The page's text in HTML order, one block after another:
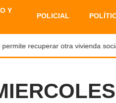
Y
POLICIAL
recuperar otra vivienda social